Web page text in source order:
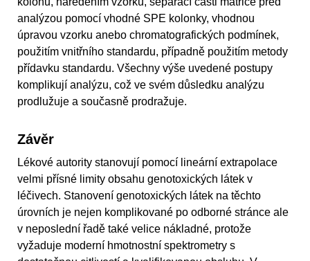
analýzou pomocí vhodné SPE kolonky, vhodnou
úpravou vzorku anebo chromatografických podmínek,
použitím vnitřního standardu, případně použitím metody
přídavku standardu. Všechny výše uvedené postupy
komplikují analýzu, což ve svém důsledku analýzu
prodlužuje a současně prodražuje.
Závěr
Lékové autority stanovují pomocí lineární extrapolace
velmi přísné limity obsahu genotoxických látek v
léčivech. Stanovení genotoxických látek na těchto
úrovních je nejen komplikované po odborné stránce ale
v neposlední řadě také velice nákladné, protože
vyžaduje moderní hmotnostní spektrometry s